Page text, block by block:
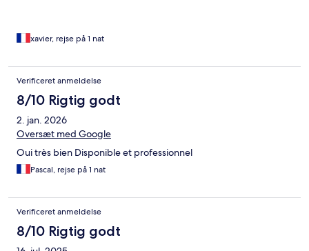
xavier, rejse på 1 nat
Verificeret anmeldelse
8/10 Rigtig godt
2. jan. 2026
Oversæt med Google
Oui très bien Disponible et professionnel
Pascal, rejse på 1 nat
Verificeret anmeldelse
8/10 Rigtig godt